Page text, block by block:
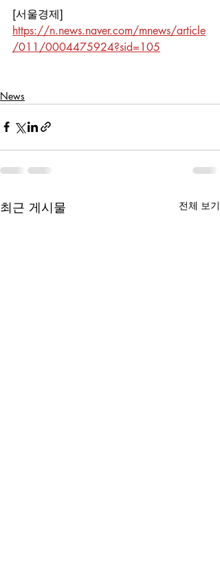
[서울경제]
https://n.news.naver.com/mnews/article
/011/0004475924?sid=105
News
최근 게시물 전체 보기